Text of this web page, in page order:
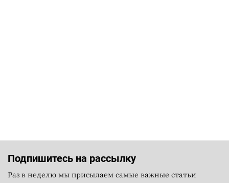
Подпишитесь на рассылку
Раз в неделю мы присылаем самые важные статьи